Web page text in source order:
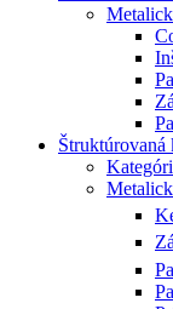
Štruktúrovaná